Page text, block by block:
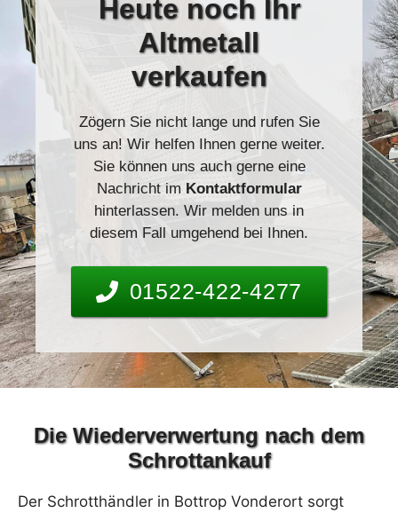
Heutenoch Ihr
Altmetall
verkaufen
Zögern Sie nicht lange und rufen Sie
uns an! Wir helfen Ihnen gerne weiter.
Sie können uns auch gerne eine
Nachricht im Kontaktformular
hinterlassen. Wir melden uns in
diesem Fall umgehend bei Ihnen.
01522-422-4277
Die Wiederverwertung nach dem
Schrottankauf
Der Schrotthändler in Bottrop Vonderort sorgt